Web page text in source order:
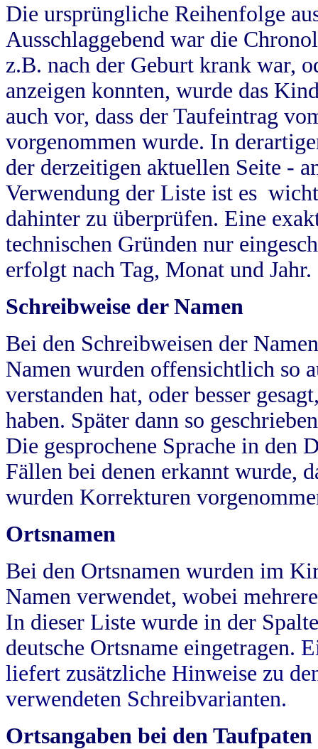
Die ursprüngliche Reihenfolge
Ausschlaggebend war die
z.B. nach der Geburt krank war,
anzeigen konnten, wurde das
auch vor, dass der Taufeintrag
vorgenommen wurde. In
der derzeitigen aktuellen Seite -
Verwendung der Liste ist es
dahinter zu überprüfen. Eine
technischen Gründen nur
erfolgt nach Tag, Monat und Jahr.
Schreibweise der Namen
Bei den Schreibweisen der
Namen wurden offensichtlich so
verstanden hat, oder besser
haben. Später dann so
Die gesprochene Sprache in
Fällen bei denen erkannt wurde,
wurden Korrekturen
Ortsnamen
Bei den Ortsnamen wurden im
Namen verwendet, wobei
In dieser Liste wurde in der
deutsche Ortsname eingetragen.
liefert zusätzliche Hinweise zu
verwendeten Schreibvarianten.
Ortsangaben bei den Taufpaten